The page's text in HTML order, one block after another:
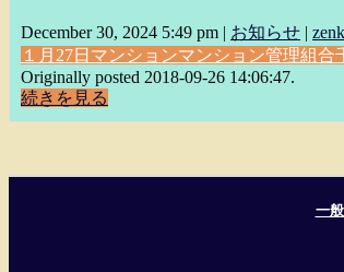
December 30, 2024 5:49 pm | お知らせ |
１月27日 マンションマンション管理組合
Originally posted 2018-09-26 14:06:47.
続きを見る
一